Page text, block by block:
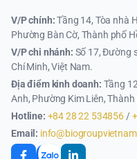
V/P chính:Tầng 14, Tòa nhà
Phường Bàn Cờ, Thành phố
V/P chi nhánh: Số 17, Đường
Chí Minh, Việt Nam.
Địa điểm kinh doanh: Tầng
Anh, Phường Kim Liên,
Hotline: +84 28 22 534856 /
Email: